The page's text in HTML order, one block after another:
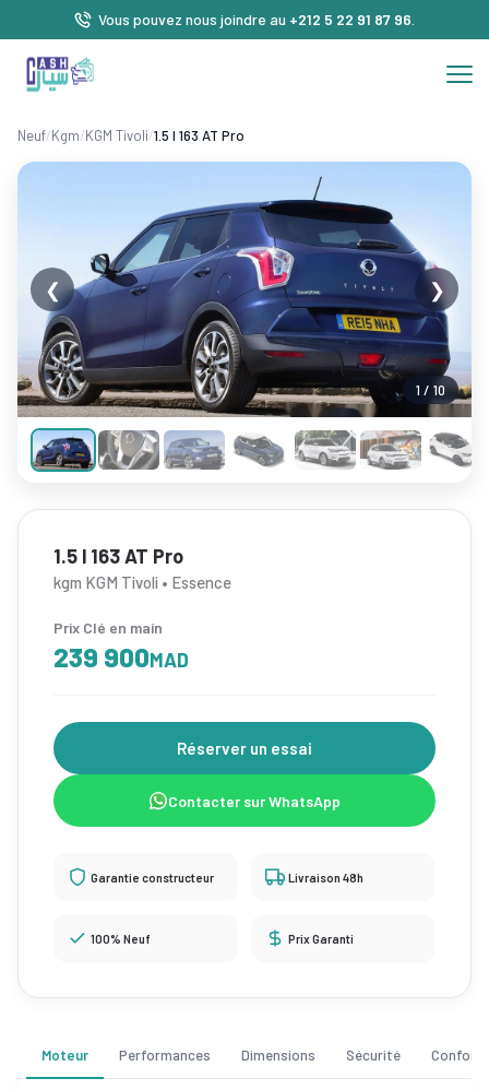
Vous pouvez nous joindre au +212 5 22 91 87 96
Neuf/Kgm/KGM Tivoli/1.5 l 163 AT Pro
1 / 10
❮ ❯
1.5 l 163 AT Pro
kgm KGM Tivoli • Essence
Prix Clé en main
239 900MAD
Réserver un essai
Contacter sur WhatsApp
Garantie constructeur Livraison 48h
100% Neuf Prix Garanti
Moteur Performances Dimensions Sécurité Confort